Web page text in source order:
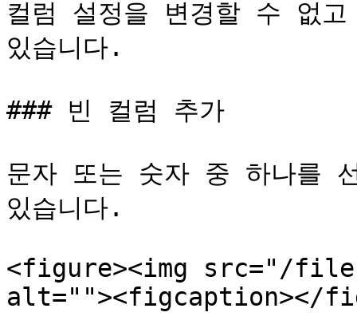
컬럼 설정을 변경할 수 없
있습니다.
### 빈 컬럼 추가
문자 또는 숫자 중 하나를
있습니다.
<figure><img src="/files/
alt=""><figcaption></